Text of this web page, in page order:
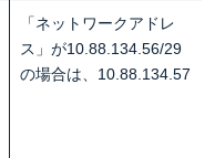
「ネットワークアドレ
ス」が10.88.134.56/29
の場合は、10.88.134.57